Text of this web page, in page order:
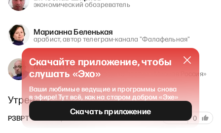
экономический обозреватель
Марианна Беленькая
арабист, автор телеграм-канала "Фалафельная"
Максим Резник
политик и член политсовета партии «Мирная Россия»
Утренний эфир с гостями
РЗВРТ 27 января 2026 0
Скачайте приложение, чтобы
слушать «Эхо»
Ваши любимые ведущие и программы снова
в эфире! Тут всё, как на старом добром «Эхе»
Скачать приложение